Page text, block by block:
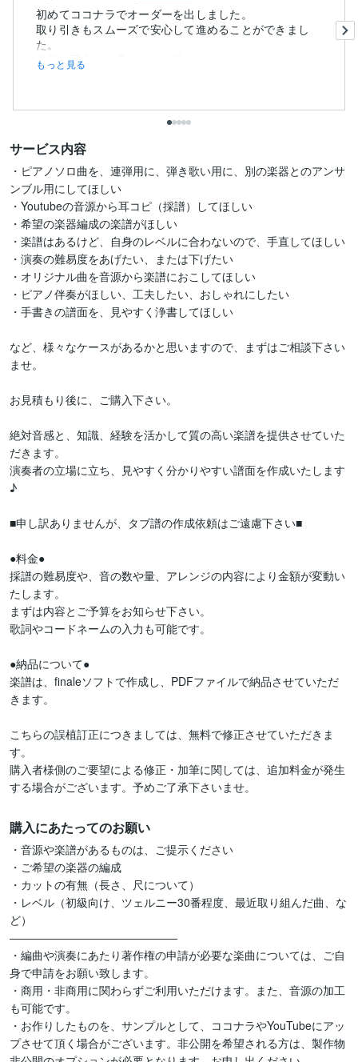
初めてココナラでオーダーを出しました。
取り引きもスムーズで安心して進めることができまし
た。
納品も予定より早くかなり助...
もっと見る
サービス内容
・ピアノソロ曲を、連弾用に、弾き歌い用に、別の楽器とのアンサ
ンブル用にしてほしい
・Youtubeの音源から耳コピ（採譜）してほしい
・希望の楽器編成の楽譜がほしい
・楽譜はあるけど、自身のレベルに合わないので、手直してほしい
・演奏の難易度をあげたい、または下げたい
・オリジナル曲を音源から楽譜におこしてほしい
・ピアノ伴奏がほしい、工夫したい、おしゃれにしたい
・手書きの譜面を、見やすく浄書してほしい
など、様々なケースがあるかと思いますので、まずはご相談下さい
ませ。
お見積もり後に、ご購入下さい。
絶対音感と、知識、経験を活かして質の高い楽譜を提供させていた
だきます。
演奏者の立場に立ち、見やすく分かりやすい譜面を作成いたします
♪
■申し訳ありませんが、タブ譜の作成依頼はご遠慮下さい■
●料金●
採譜の難易度や、音の数や量、アレンジの内容により金額が変動い
たします。
まずは内容とご予算をお知らせ下さい。
歌詞やコードネームの入力も可能です。
●納品について●
楽譜は、finaleソフトで作成し、PDFファイルで納品させていただ
きます。
こちらの誤植訂正につきましては、無料で修正させていただきま
す。
購入者様側のご要望による修正・加筆に関しては、追加料金が発生
する場合がございます。予めご了承下さいませ。
購入にあたってのお願い
・音源や楽譜があるものは、ご提示ください
・ご希望の楽器の編成
・カットの有無（長さ、尺について）
・レベル（初級向け、ツェルニー30番程度、最近取り組んだ曲、な
ど）
―――――――――――――――
・編曲や演奏にあたり著作権の申請が必要な楽曲については、ご自
身で申請をお願い致します。
・商用・非商用に関わらずご利用いただけます。また、音源の加工
も可能です。
・お作りしたものを、サンプルとして、ココナラやYouTubeにアッ
プさせて頂く場合がございます。非公開を希望される方は、製作物